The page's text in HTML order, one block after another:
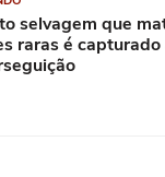
selvagem que
raras é